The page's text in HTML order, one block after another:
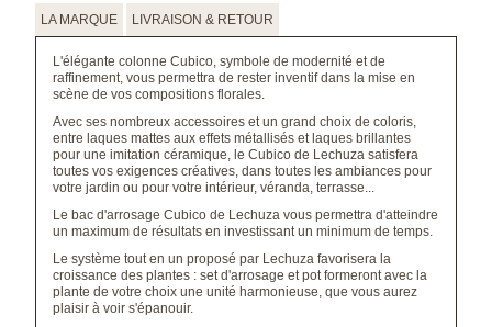
LA MARQUE LIVRAISON & RETOUR
L'élégante colonne Cubico, symbole de modernité et de
raffinement, vous permettra de rester inventif dans la mise en
scène de vos compositions florales.
Avec ses nombreux accessoires et un grand choix de coloris,
entre laques mattes aux effets métallisés et laques brillantes
pour une imitation céramique, le Cubico de Lechuza satisfera
toutes vos exigences créatives, dans toutes les ambiances pour
votre jardin ou pour votre intérieur, véranda, terrasse...
Le bac d'arrosage Cubico de Lechuza vous permettra d'atteindre
un maximum de résultats en investissant un minimum de temps.
Le système tout en un proposé par Lechuza favorisera la
croissance des plantes : set d'arrosage et pot formeront avec la
plante de votre choix une unité harmonieuse, que vous aurez
plaisir à voir s'épanouir.